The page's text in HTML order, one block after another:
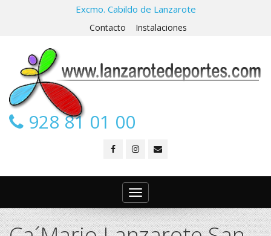
Excmo. Cabildo de Lanzarote
Contacto Instalaciones
928 81 01 00
Toggle
navigation